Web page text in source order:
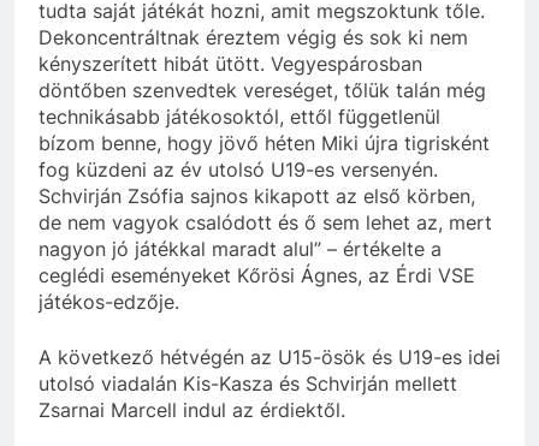
tudta saját játékát hozni, amit megszoktunk tőle.
Dekoncentráltnak éreztem végig és sok ki nem
kényszerített hibát ütött. Vegyespárosban
döntőben szenvedtek vereséget, tőlük talán még
technikásabb játékosoktól, ettől függetlenül
bízom benne, hogy jövő héten Miki újra tigrisként
fog küzdeni az év utolsó U19-es versenyén.
Schvirján Zsófia sajnos kikapott az első körben,
de nem vagyok csalódott és ő sem lehet az, mert
nagyon jó játékkal maradt alul” – értékelte a
ceglédi eseményeket Kőrösi Ágnes, az Érdi VSE
játékos-edzője.
A következő hétvégén az U15-ösök és U19-es idei
utolsó viadalán Kis-Kasza és Schvirján mellett
Zsarnai Marcell indul az érdiektől.